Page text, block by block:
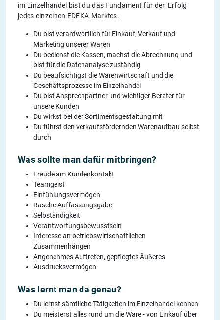
im Einzelhandel bist du das Fundament für den Erfolg
jedes einzelnen EDEKA-Marktes.
Du bist verantwortlich für Einkauf, Verkauf und
Marketing unserer Waren
Du bedienst die Kassen, machst die Abrechnung und
bist für die Datenanalyse zuständig
Du beaufsichtigst die Warenwirtschaft und die
Geschäftsprozesse im Einzelhandel
Du bist Ansprechpartner und wichtiger Berater für
unsere Kunden
Du wirkst bei der Sortimentsgestaltung mit
Du führst den verkaufsfördernden Warenaufbau selbst
durch
Was sollte man dafür mitbringen?
Freude am Kundenkontakt
Teamgeist
Einfühlungsvermögen
Rasche Auffassungsgabe
Selbständigkeit
Verantwortungsbewusstsein
Interesse an betriebswirtschaftlichen
Zusammenhängen
Angenehmes Auftreten, gepflegtes Äußeres
Ausdrucksvermögen
Was lernt man da genau?
Du lernst sämtliche Tätigkeiten im Einzelhandel kennen
Du meisterst alles rund um die Ware - von Einkauf über